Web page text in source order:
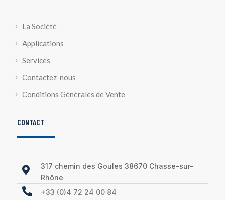
La Société
Applications
Services
Contactez-nous
Conditions Générales de Vente
CONTACT

317 chemin des Goules 38670 Chasse-sur-
Rhône
 +33 (0)4 72 24 00 84